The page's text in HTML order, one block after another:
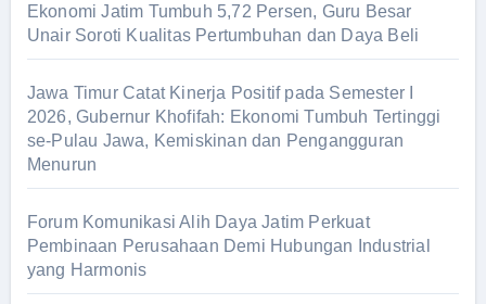
Ekonomi Jatim Tumbuh 5,72 Persen, Guru Besar
Unair Soroti Kualitas Pertumbuhan dan Daya Beli
Jawa Timur Catat Kinerja Positif pada Semester I
2026, Gubernur Khofifah: Ekonomi Tumbuh Tertinggi
se-Pulau Jawa, Kemiskinan dan Pengangguran
Menurun
Forum Komunikasi Alih Daya Jatim Perkuat
Pembinaan Perusahaan Demi Hubungan Industrial
yang Harmonis